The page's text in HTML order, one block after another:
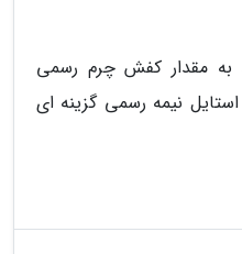
به مقدار کفش چرم رسمی
نیمه رسمی گزینه ای